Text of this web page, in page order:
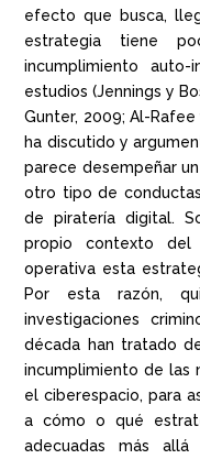
efecto que busca,
estrategia tiene
incumplimiento
estudios (Jennings y
Gunter, 2009; Al-
ha discutido y
parece desempeñar
otro tipo de
de piratería digital.
propio contexto del
operativa esta
Por esta razón,
investigaciones
década han tratado
incumplimiento de las
el ciberespacio, para
a cómo o qué
adecuadas más